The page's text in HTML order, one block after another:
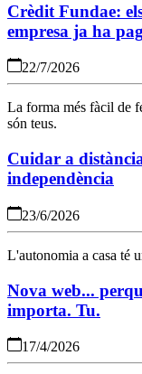
Crèdit Fundae:
empresa ja ha
22/7/2026
La forma més fàcil de
són teus.
Cuidar a
independència
23/6/2026
L'autonomia a casa té
Nova web...
importa. Tu.
17/4/2026